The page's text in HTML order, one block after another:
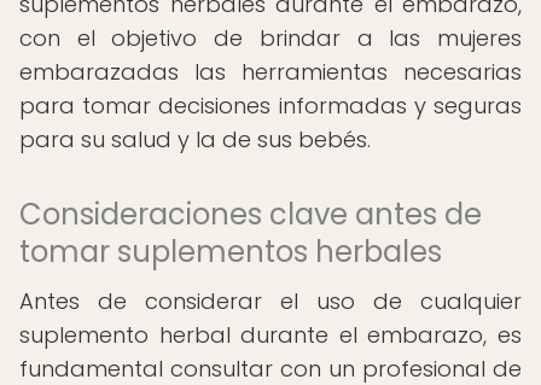
con el objetivo de brindar a las mujeres
embarazadas las herramientas necesarias
para tomar decisiones informadas y seguras
para su salud y la de sus bebés.
Consideraciones clave antes de
tomar suplementos herbales
Antes de considerar el uso de cualquier
suplemento herbal durante el embarazo, es
fundamental consultar con un profesional de